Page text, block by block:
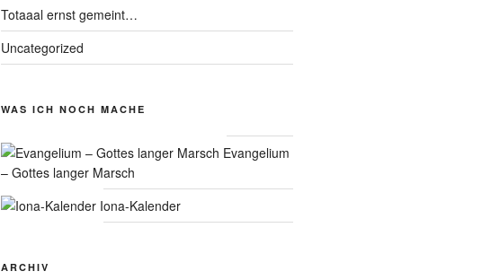
Totaaal ernst gemeint…
Uncategorized
WAS ICH NOCH MACHE
Evangelium
– Gottes langer Marsch
Iona-Kalender
ARCHIV